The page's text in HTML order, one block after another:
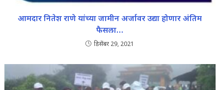
आमदार नितेश राणे यांच्या जामीन अर्जावर उद्या होणार अंतिम
फैसला…
डिसेंबर 29, 2021